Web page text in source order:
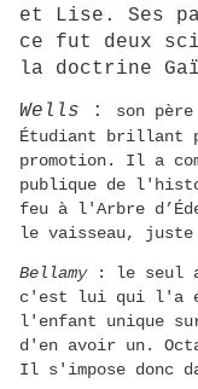
et Lise. Ses
ce fut deux
la doctrine
Wells
:
son
Étudiant brillant
promotion. Il a
publique de
feu à l'Arbre
le vaisseau, juste
Bellamy
: le seul
c'est lui qui l'a
l'enfant unique
d'en avoir un.
Il s'impose donc